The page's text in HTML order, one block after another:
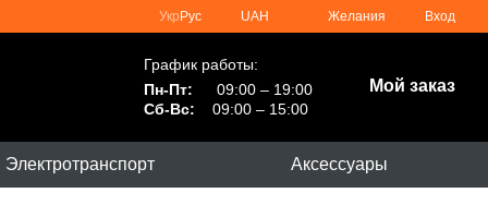
Укр Рус UAH Желания Вход
График работы:
Пн-Пт:
09:00 – 19:00
Сб-Вс:
09:00 – 15:00
Мой заказ
Электротранспорт Аксессуары